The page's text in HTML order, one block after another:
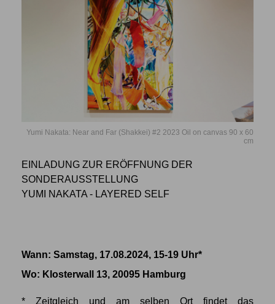
Yumi Nakata: Near and Far (Shakkei) #2 2023 Oil on canvas 90 x 60
cm
EINLADUNG ZUR ERÖFFNUNG DER
SONDERAUSSTELLUNG
YUMI NAKATA - LAYERED SELF
Wann: Samstag, 17.08.2024, 15-19 Uhr*
Wo: Klosterwall 13, 20095 Hamburg
* Zeitgleich und am selben Ort findet das